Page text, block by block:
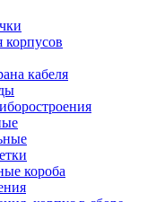
корпусов
кабеля
короба